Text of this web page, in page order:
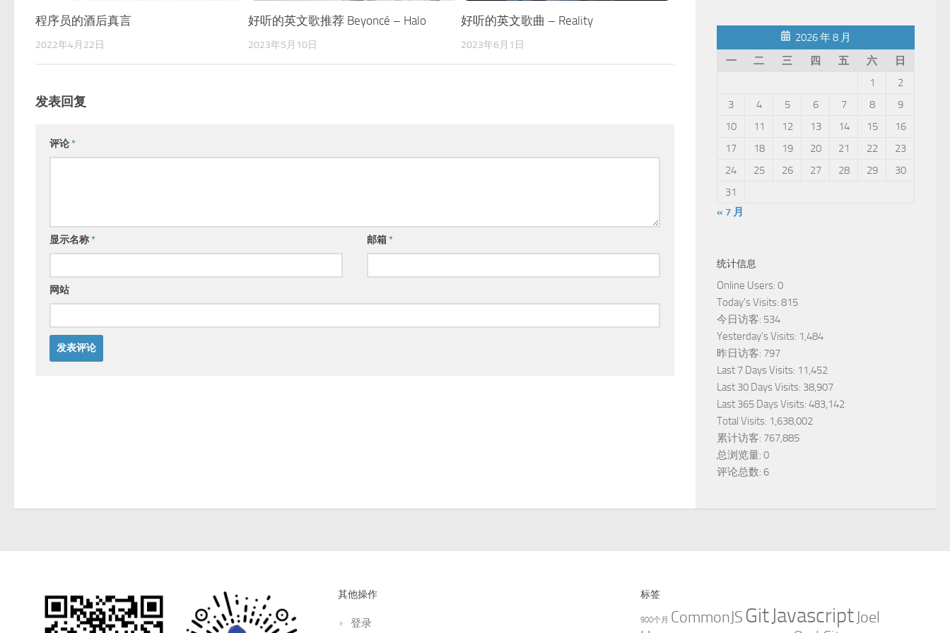
程序员的酒后真言
2022年4月22日
好听的英文歌推荐 Beyoncé – Halo
2023年5月10日
好听的英文歌曲 – Reality
2023年6月1日
发表回复
评论*
显示名称* 邮箱*
网站
2026 年 8 月
一
二 三 四 五 六
日
1
2
3
4 5 6 7 8
9
10
11 12 13 14 15
16
17
18 19 20 21 22
23
24
25 26 27 28 29
30
31
« 7 月
统计信息
Online Users: 0
Today's Visits: 815
今日访客: 534
Yesterday's Visits: 1,484
昨日访客: 797
Last 7 Days Visits: 11,452
Last 30 Days Visits: 38,907
Last 365 Days Visits: 483,142
Total Visits: 1,638,002
累计访客: 767,885
总浏览量: 0
评论总数: 6
其他操作
登录
标签
900个月 CommonJSGitJavascript Joel